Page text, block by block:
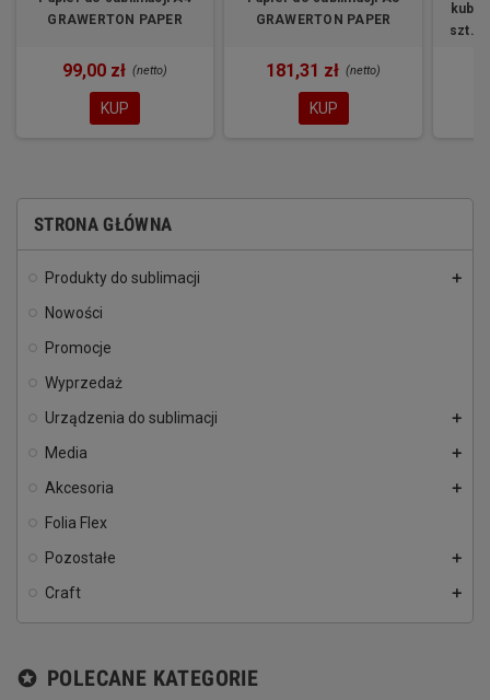
STRONA GŁÓWNA
Produkty do sublimacji add
Nowości
Promocje
Wyprzedaż
Urządzenia do sublimacji
add
Media add
Akcesoria add
Folia Flex
Pozostałe
add
Craft add
GRAWERTON PAPER
99,00 zł (netto)
KUP
GRAWERTON PAPER
181,31 zł (netto)
KUP
szt.
stars POLECANE KATEGORIE